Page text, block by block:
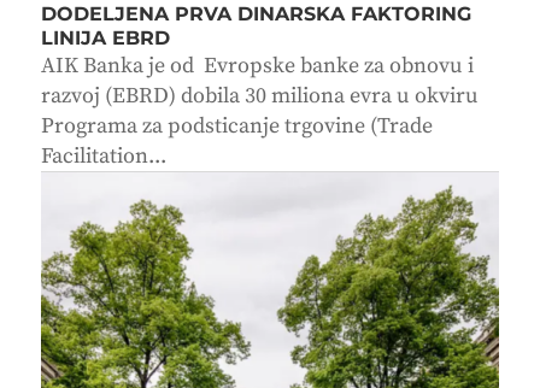
DODELJENA PRVA DINARSKA FAKTORING
LINIJA EBRD
AIK Banka je od Evropske banke za obnovu i
razvoj (EBRD) dobila 30 miliona evra u okviru
Programa za podsticanje trgovine (Trade
Facilitation...